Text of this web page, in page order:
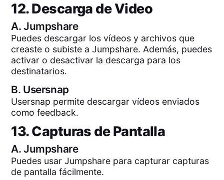
12. Descarga de Video
A.Jumpshare
Puedes descargar los vídeos y archivos que
creaste o subiste a Jumpshare. Además, puedes
activar o desactivar la descarga para los
destinatarios.
B. Usersnap
Usersnap permite descargar vídeos enviados
como feedback.
13. Capturas de Pantalla
A.Jumpshare
Puedes usar Jumpshare para capturar capturas
de pantalla fácilmente.